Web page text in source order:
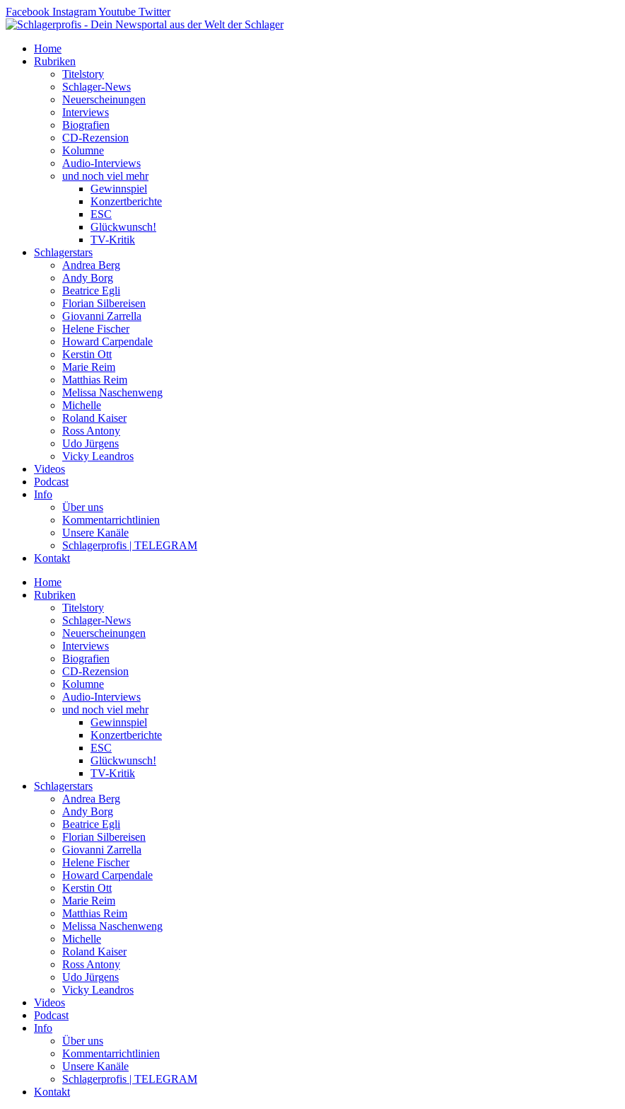
Zum
Inhalt
Facebook InstagramYoutube Twitter
Home
Rubriken
Titelstory
Schlager-News
Neuerscheinungen
Interviews
Biografien
CD-Rezension
Kolumne
Audio-Interviews
und noch viel mehr
Gewinnspiel
Konzertberichte
ESC
Glückwunsch!
TV-Kritik
Schlagerstars
Andrea Berg
Andy Borg
Beatrice Egli
Florian Silbereisen
Giovanni Zarrella
Helene Fischer
Howard Carpendale
Kerstin Ott
Marie Reim
Matthias Reim
Melissa Naschenweng
Michelle
Roland Kaiser
Ross Antony
Udo Jürgens
Vicky Leandros
Videos
Podcast
Info
Über uns
Kommentarrichtlinien
Unsere Kanäle
Schlagerprofis | TELEGRAM
Kontakt
Home
Rubriken
Titelstory
Schlager-News
Neuerscheinungen
Interviews
Biografien
CD-Rezension
Kolumne
Audio-Interviews
und noch viel mehr
Gewinnspiel
Konzertberichte
ESC
Glückwunsch!
TV-Kritik
Schlagerstars
Andrea Berg
Andy Borg
Beatrice Egli
Florian Silbereisen
Giovanni Zarrella
Helene Fischer
Howard Carpendale
Kerstin Ott
Marie Reim
Matthias Reim
Melissa Naschenweng
Michelle
Roland Kaiser
Ross Antony
Udo Jürgens
Vicky Leandros
Videos
Podcast
Info
Über uns
Kommentarrichtlinien
Unsere Kanäle
Schlagerprofis | TELEGRAM
Kontakt